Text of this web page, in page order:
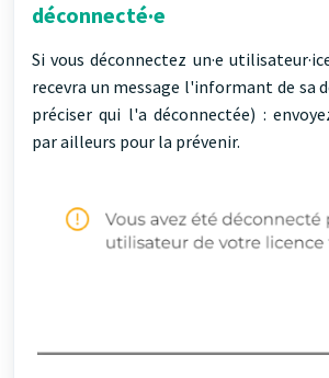
déconnecté·e
Si vous déconnectez un·e
recevra un message l'informant de sa
préciser qui l'a déconnectée) :
par ailleurs pour la prévenir.